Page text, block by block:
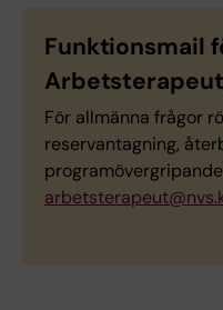
Funktionsmail
För allmänna frågor
reservantagning,